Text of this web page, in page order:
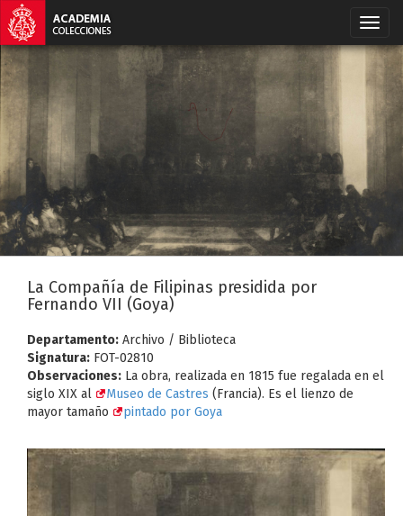
La Compañía de Filipinas presidida por
Fernando VII (Goya)
Departamento: Archivo / Biblioteca
Signatura: FOT-02810
Observaciones: La obra, realizada en 1815 fue regalada en el
siglo XIX al
Museo de Castres (Francia). Es el lienzo de
mayor tamaño
pintado por Goya